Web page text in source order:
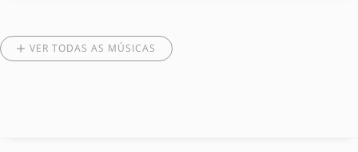
VER TODAS AS MÚSICAS